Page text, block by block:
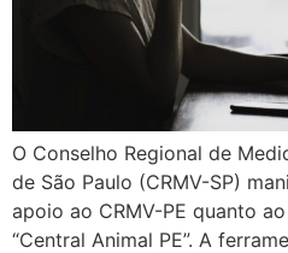
O Conselho Regional de
de São Paulo (CRMV-SP)
apoio ao CRMV-PE quanto
“Central Animal PE”. A